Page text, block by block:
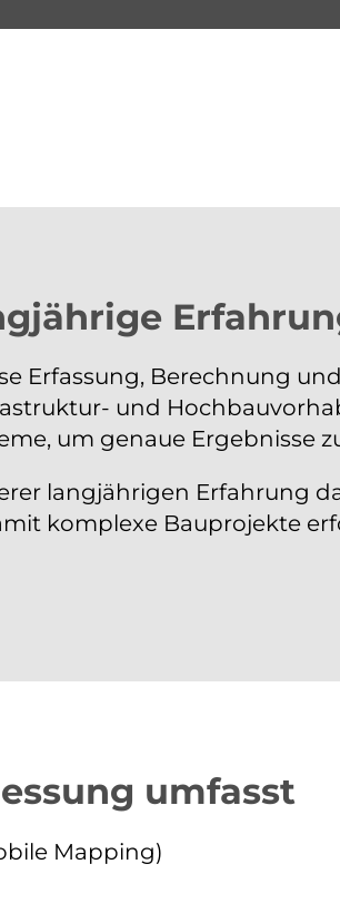
Erfassung, Berechnung
und
um genaue Ergebnisse
langjährigen Erfahrung
komplexe Bauprojekte
umfasst
Mapping)